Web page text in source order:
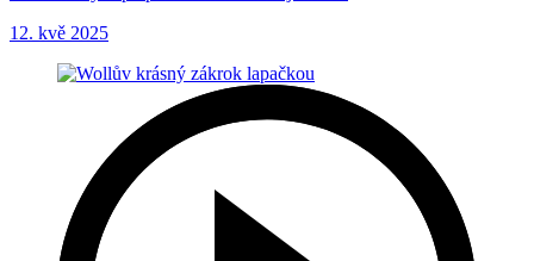
12. kvě 2025